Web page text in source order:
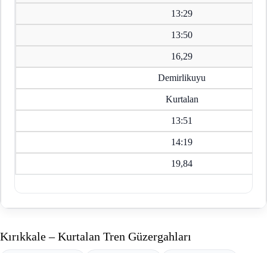
13:29
13:50
16,29
Demirlikuyu
Kurtalan
13:51
14:19
19,84
Kırıkkale – Kurtalan Tren Güzergahları